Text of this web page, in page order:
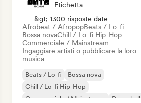
Etichetta
&gt; 1300 risposte date
Afrobeat / AfropopBeats / Lo-fi
Bossa novaChill / Lo-fi Hip-Hop
Commerciale / Mainstream
Ingaggiare artisti o pubblicare la loro
musica
Beats / Lo-fi
Bossa nova
Chill / Lo-fi Hip-Hop
Commerciale / Mainstream
Dancehall